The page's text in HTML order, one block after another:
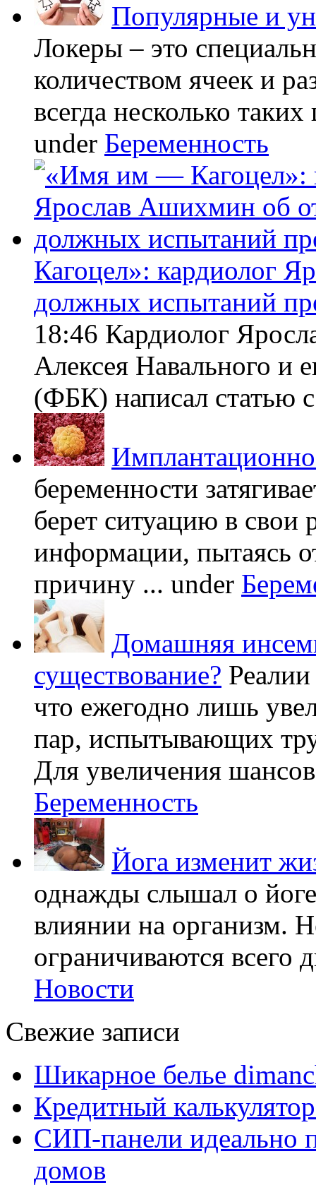
Популярные и
Локеры – это
количеством ячеек и
всегда несколько
under Беременность
Кагоцел»: кардиолог
должных испытаний
18:46 Кардиолог
Алексея Навального и
(ФБК) написал статью
беременности
берет ситуацию в свои
информации, пытаясь
причину ... under
Домашняя
существование?
что ежегодно лишь
пар, испытывающих
Для увеличения
Беременность
Йога изменит
однажды слышал о
влиянии на организм.
ограничиваются всего
Новости
Свежие записи
Шикарное белье
Кредитный
СИП-панели идеально
домов